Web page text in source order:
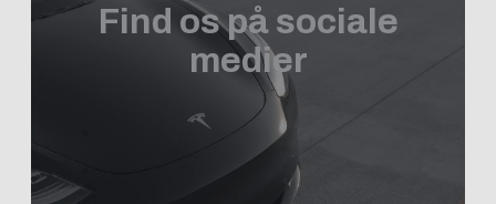
Find os på sociale
medier